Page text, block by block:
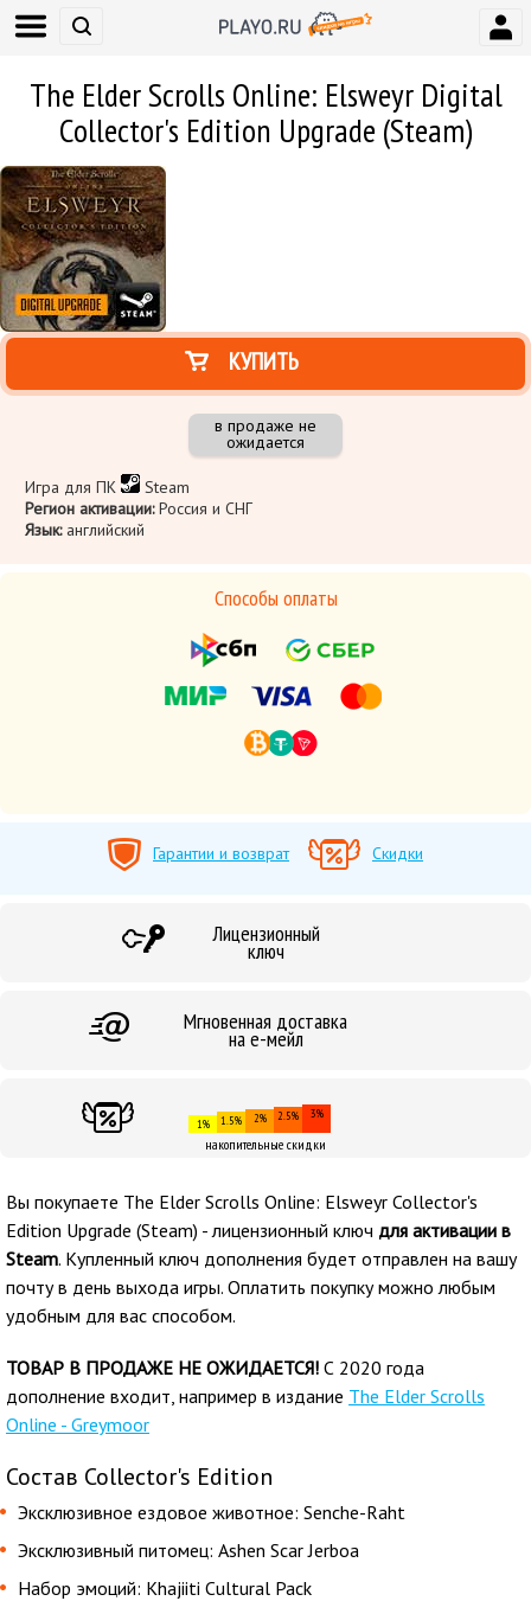
The Elder Scrolls Online: Elsweyr Digital
Collector's Edition Upgrade (Steam)
КУПИТЬ
в продаже не
ожидается
Игра для ПК
Steam
Регион активации:Россия и СНГ
Язык: английский
Способы оплаты
Гарантии и возврат Скидки
Лицензионный
ключ
Мгновенная доставка
на е-мейл
1% 1.5% 2% 2.5% 3%
накопительные скидки
Вы покупаете The Elder Scrolls Online: Elsweyr Collector's
Edition Upgrade (Steam) - лицензионный ключ для активации в
Steam. Купленный ключ дополнения будет отправлен на вашу
почту в день выхода игры. Оплатить покупку можно любым
удобным для вас способом.
ТОВАР В ПРОДАЖЕ НЕ ОЖИДАЕТСЯ! С 2020 года
дополнение входит, например в издание The Elder Scrolls
Online - Greymoor
Состав Collector's Edition
Эксклюзивное ездовое животное: Senche-Raht
Эксклюзивный питомец: Ashen Scar Jerboa
Набор эмоций: Khajiiti Cultural Pack